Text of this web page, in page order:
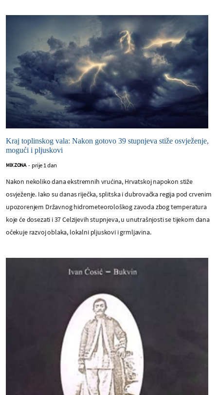
Kraj toplinskog vala: Nakon gotovo 39 stupnjeva stiže osvježenje,
mogući i pljuskovi
MIX ZONA - prije 1 dan
Nakon nekoliko dana ekstremnih vrućina, Hrvatskoj napokon stiže
osvježenje. Iako su danas riječka, splitska i dubrovačka regija pod crvenim
upozorenjem Državnog hidrometeorološkog zavoda zbog temperatura
koje će dosezati i 37 Celzijevih stupnjeva, u unutrašnjosti se tijekom dana
očekuje razvoj oblaka, lokalni pljuskovi i grmljavina.